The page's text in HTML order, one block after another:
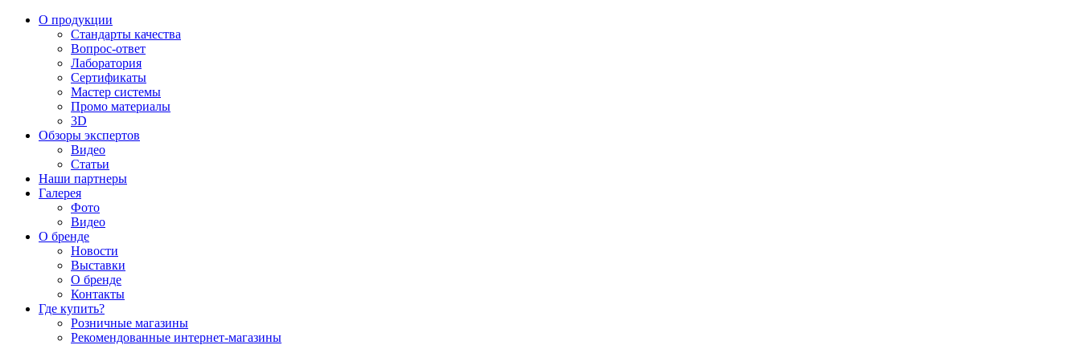
О продукции
Стандарты качества
Вопрос-ответ
Лаборатория
Сертификаты
Мастер системы
Промо материалы
3D
Обзоры экспертов
Видео
Статьи
Наши партнеры
Галерея
Фото
Видео
О бренде
Новости
Выставки
О бренде
Контакты
Где купить?
Розничные магазины
Рекомендованные интернет-магазины